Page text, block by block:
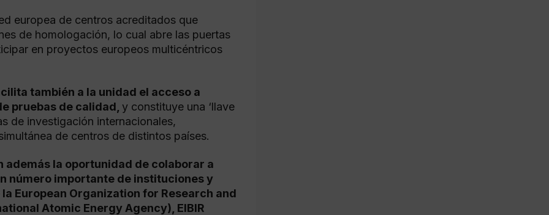
europea de centros acreditados que
de homologación, lo cual abre las puertas
en proyectos europeos multicéntricos
también a la unidad el acceso a
pruebas de calidad, y constituye una ‘llave
de investigación internacionales,
de centros de distintos países.
la oportunidad de colaborar a
número importante de instituciones y
European Organization for Research and
Atomic Energy Agency), EIBIR